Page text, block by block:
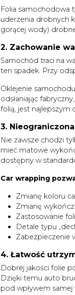
Folia samochodowa
uderzenia drobnych
gorącej wody)
2. Zachowanie
Samochód traci na
ten spadek. Przy
Oklejenie
odsłaniając
folią, jest najlepszym
3.
Nie zawsze chodzi
mieć matowe
dostępny w
Car wrapping
Zmianę koloru
Zmianę
Zastosowanie
Detale typu
Zabezpieczenie
4. Łatwość
Dobrej jakości folie
Dzięki temu auto
pod wpływem